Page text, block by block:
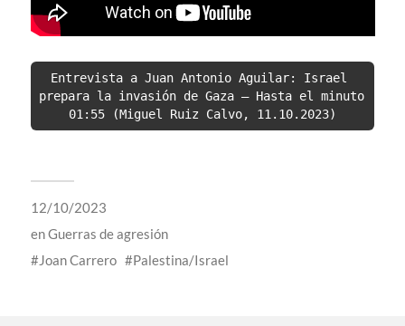
Entrevista a Juan Antonio Aguilar: Israel
prepara la invasión de Gaza – Hasta el minuto
01:55 (Miguel Ruiz Calvo, 11.10.2023)
12/10/2023
enGuerras de agresión
Joan Carrero
Palestina/Israel